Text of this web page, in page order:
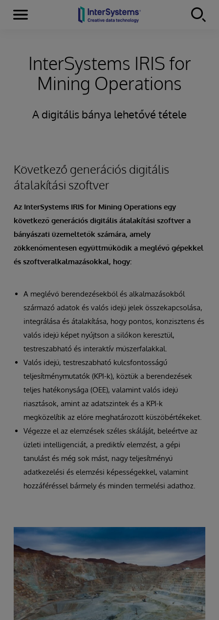
Skip to content
Menu
InterSystems IRIS for
Mining Operations
A digitális bánya lehetővé tétele
Következő generációs digitális
átalakítási szoftver
Az InterSystems IRIS for Mining Operations egy
következő generációs digitális átalakítási szoftver a
bányászati üzemeltetők számára, amely
zökkenőmentesen együttműködik a meglévő gépekkel
és szoftveralkalmazásokkal, hogy:
A meglévő berendezésekből és alkalmazásokból
származó adatok és valós idejű jelek összekapcsolása,
integrálása és átalakítása, hogy pontos, konzisztens és
valós idejű képet nyújtson a silókon keresztül,
testreszabható és interaktív műszerfalakkal.
Valós idejű, testreszabható kulcsfontosságú
teljesítménymutatók (KPI-k), köztük a berendezések
teljes hatékonysága (OEE), valamint valós idejű
riasztások, amint az adatszintek és a KPI-k
megközelítik az előre meghatározott küszöbértékeket.
Végezze el az elemzések széles skáláját, beleértve az
üzleti intelligenciát, a prediktív elemzést, a gépi
tanulást és még sok mást, nagy teljesítményű
adatkezelési és elemzési képességekkel, valamint
hozzáféréssel bármely és minden termelési adathoz.